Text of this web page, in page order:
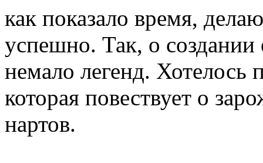
как показало время,
успешно. Так, о создании
немало легенд. Хотелось
которая повествует о
нартов.